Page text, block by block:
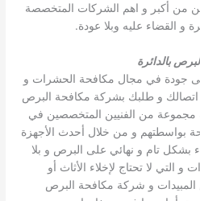
من أكبر و اهم الشركات المتخصصة
و القضاء عليه وبلا عودة.
بالدائرة
جودة في مجال مكافحة الحشرات و
و طلبك بشركة مكافحة البرص
مجموعة من الفنيين المتخصصين في
بواسطتهم و من خلال أحدث الأجهزة
بشكل تام و نهائي على البرص و بلا
و التي لا تحتاج لإخلاء الأثاث أو
المبيدات و شركة مكافحة البرص